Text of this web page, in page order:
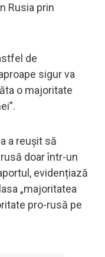
Rusia prin
de
sigur va
o majoritate
a reușit să
doar într-un
evidențiază
„majoritatea
pro-rusă pe